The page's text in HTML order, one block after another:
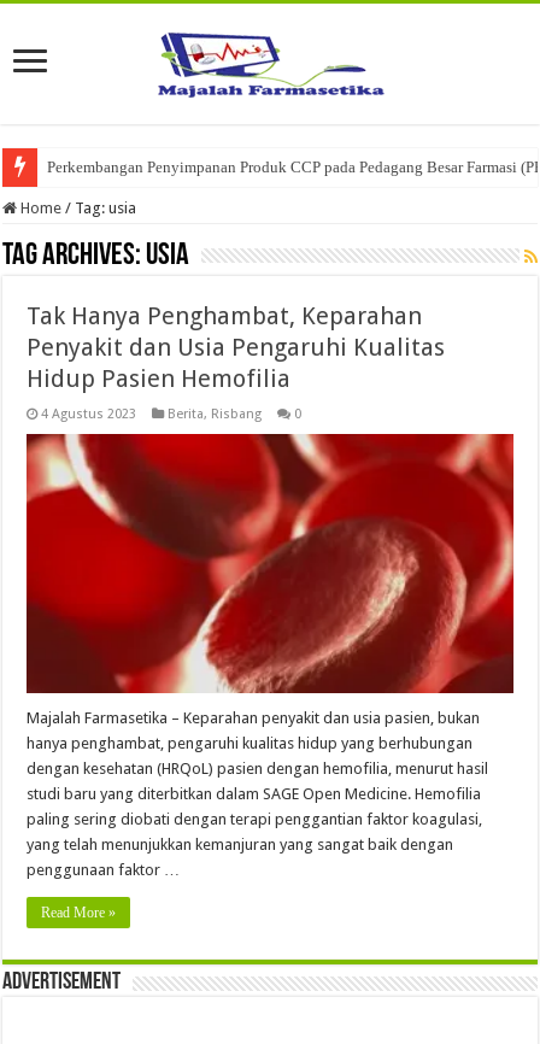
Perkembangan Penyimpanan Produk CCP pada Pedagang Besar Farmasi
Home / Tag:usia
Tag Archives: usia
Tak Hanya Penghambat, Keparahan
Penyakit dan Usia Pengaruhi Kualitas
Hidup Pasien Hemofilia
4 Agustus 2023 Berita, Risbang 0
Majalah Farmasetika – Keparahan penyakit dan usia pasien, bukan
hanya penghambat, pengaruhi kualitas hidup yang berhubungan
dengan kesehatan (HRQoL) pasien dengan hemofilia, menurut hasil
studi baru yang diterbitkan dalam SAGE Open Medicine. Hemofilia
paling sering diobati dengan terapi penggantian faktor koagulasi,
yang telah menunjukkan kemanjuran yang sangat baik dengan
penggunaan faktor …
Read More »
Advertisement